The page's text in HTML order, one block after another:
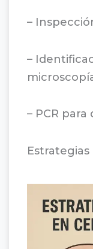
–
–
– PCR
Estrategias